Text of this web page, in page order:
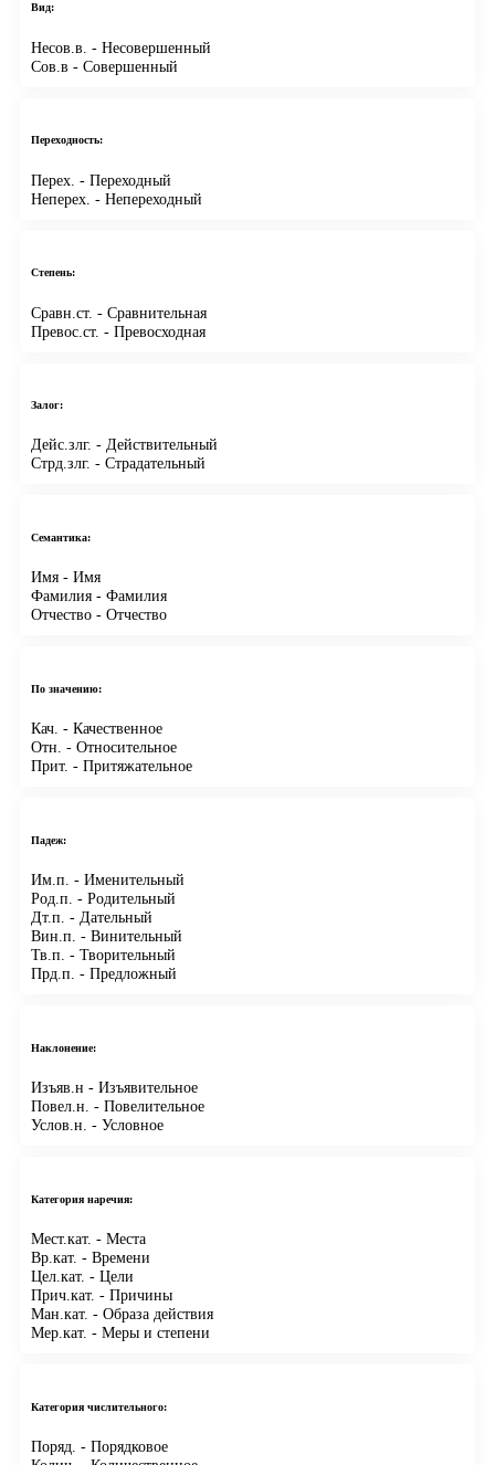
Вид:
Несов.в. - Несовершенный
Сов.в - Совершенный
Переходность:
Перех. - Переходный
Неперех. - Непереходный
Степень:
Сравн.ст. - Сравнительная
Превос.ст. - Превосходная
Залог:
Дейс.злг. - Действительный
Стрд.злг. - Страдательный
Семантика:
Имя - Имя
Фамилия - Фамилия
Отчество - Отчество
По значению:
Кач. - Качественное
Отн. - Относительное
Прит. - Притяжательное
Падеж:
Им.п. - Именительный
Род.п. - Родительный
Дт.п. - Дательный
Вин.п. - Винительный
Тв.п. - Творительный
Прд.п. - Предложный
Наклонение:
Изъяв.н - Изъявительное
Повел.н. - Повелительное
Услов.н. - Условное
Категория наречия:
Мест.кат. - Места
Вр.кат. - Времени
Цел.кат. - Цели
Прич.кат. - Причины
Ман.кат. - Образа действия
Мер.кат. - Меры и степени
Категория числительного:
Поряд. - Порядковое